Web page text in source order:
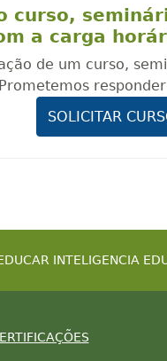
curso,
a carga
de um curso,
Prometemos
SOLICITAR
INTELIGENCIA